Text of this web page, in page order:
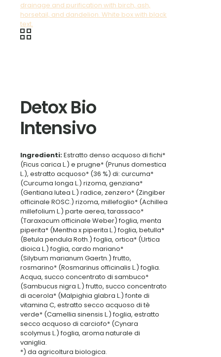
Detox Bio
Intensivo
Ingredienti:Estratto denso acquoso di fichi*
(Ficus carica L.) e prugne* (Prunus domestica
L.), estratto acquoso* (36 %) di: curcuma*
(Curcuma longa L.) rizoma, genziana*
(Gentiana lutea L.) radice, zenzero* (Zingiber
officinale ROSC.) rizoma, millefoglio* (Achillea
millefolium L.) parte aerea, tarassaco*
(Taraxacum officinale Weber) foglia, menta
piperita* (Mentha x piperita L.) foglia, betulla*
(Betula pendula Roth.) foglia, ortica* (Urtica
dioica L.) foglia, cardo mariano*
(Silybum marianum Gaertn.) frutto,
rosmarino* (Rosmarinus officinalis L.) foglia.
Acqua, succo concentrato di sambuco*
(Sambucus nigra L.) frutto, succo concentrato
di acerola* (Malpighia glabra L.) fonte di
vitamina C, estratto secco acquoso di tè
verde* (Camellia sinensis L.) foglia, estratto
secco acquoso di carciofo* (Cynara
scolymus L.) foglia, aroma naturale di
vaniglia.
*) da agricoltura biologica.